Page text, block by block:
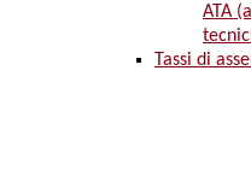
ATA
Tassi di